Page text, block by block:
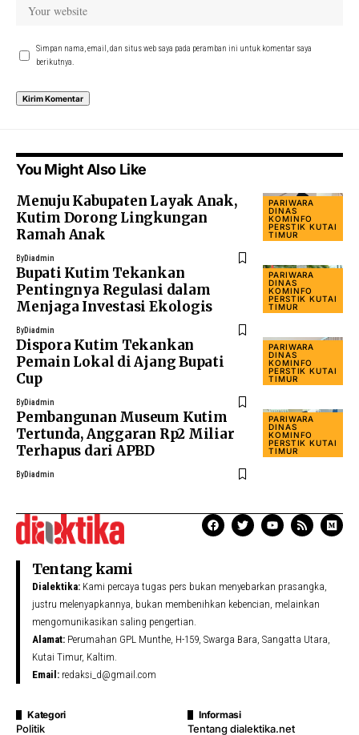
Simpan nama, email, dan situs web saya pada peramban ini untuk komentar saya
berikutnya.
You Might Also Like
PARIWARA
DINAS
KOMINFO
PERSTIK KUTAI
TIMUR
Menuju Kabupaten Layak Anak,
Kutim Dorong Lingkungan
Ramah Anak
ByDiadmin
PARIWARA
DINAS
KOMINFO
PERSTIK KUTAI
TIMUR
Bupati Kutim Tekankan
Pentingnya Regulasi dalam
Menjaga Investasi Ekologis
ByDiadmin
PARIWARA
DINAS
KOMINFO
PERSTIK KUTAI
TIMUR
Dispora Kutim Tekankan
Pemain Lokal di Ajang Bupati
Cup
ByDiadmin
PARIWARA
DINAS
KOMINFO
PERSTIK KUTAI
TIMUR
Pembangunan Museum Kutim
Tertunda, Anggaran Rp2 Miliar
Terhapus dari APBD
ByDiadmin
Tentang kami
Dialektika: Kami percaya tugas pers bukan menyebarkan prasangka,
justru melenyapkannya, bukan membenihkan kebencian, melainkan
mengomunikasikan saling pengertian.
Alamat: Perumahan GPL Munthe, H-159, Swarga Bara, Sangatta Utara,
Kutai Timur, Kaltim.
Email: redaksi_d@gmail.com
Kategori
Politik
Informasi
Tentang dialektika.net